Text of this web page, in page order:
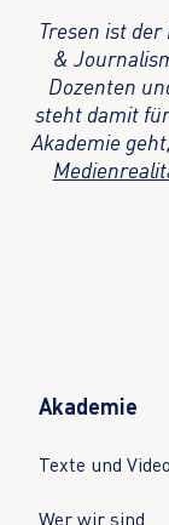
Tresen ist
&
Dozenten
steht damit
Akademie
Akademie
Texte und
Wer wir sind